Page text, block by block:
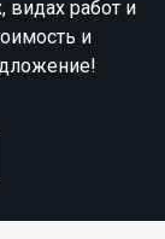
видах работ и
и